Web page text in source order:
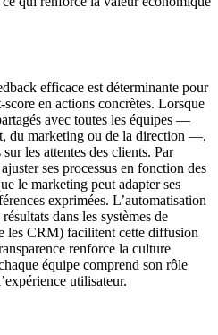
efficace est déterminante pour
en actions concrètes. Lorsque
avec toutes les équipes —
du marketing ou de la direction —,
les attentes des clients. Par
ses processus en fonction des
le marketing peut adapter ses
exprimées. L’automatisation
dans les systèmes de
les CRM) facilitent cette diffusion
renforce la culture
équipe comprend son rôle
utilisateur.